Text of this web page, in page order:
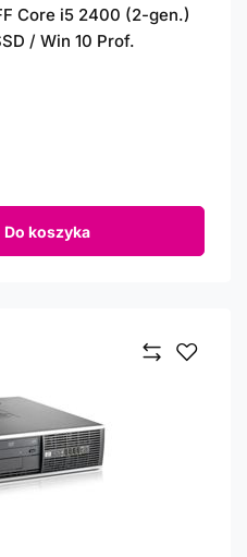
Core i5 2400 (2-gen.)
/ Win 10 Prof.
Do koszyka